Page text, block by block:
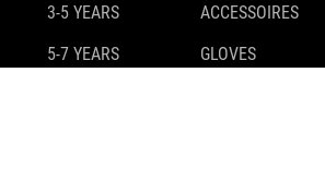
3-5 YEARS
5-7 YEARS
ACCESSOIRES
GLOVES